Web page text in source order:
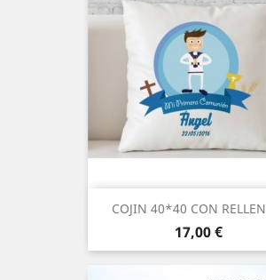
COJIN 40*40 CON
Precio
17,00 €